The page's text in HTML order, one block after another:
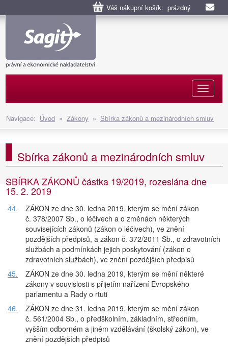
Váš nákupní košík: prázdný
Navigace: Úvod » Zákony » Sbírka zákonů a mezinárodních smluv
Sbírka zákonů a mezinárodních smluv
SBÍRKA ZÁKONŮ částka 19/2019, rozeslána dne
15. 2. 2019
44.
ZÁKON ze dne 30. ledna 2019, kterým se mění zákon
č. 378/2007 Sb., o léčivech a o změnách některých
souvisejících zákonů (zákon o léčivech), ve znění
pozdějších předpisů, a zákon č. 372/2011 Sb., o zdravotních
službách a podmínkách jejich poskytování (zákon o
zdravotních službách), ve znění pozdějších předpisů
45.
ZÁKON ze dne 30. ledna 2019, kterým se mění některé
zákony v souvislosti s přijetím nařízení Evropského
parlamentu a Rady o rtuti
46.
ZÁKON ze dne 31. ledna 2019, kterým se mění zákon
č. 561/2004 Sb., o předškolním, základním, středním,
vyšším odborném a jiném vzdělávání (školský zákon), ve
znění pozdějších předpisů